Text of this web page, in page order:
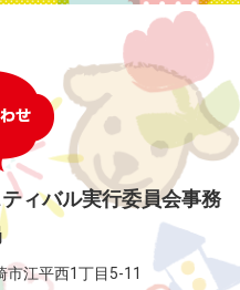
ィバル実行委員会事務
市江平西1丁目5-11